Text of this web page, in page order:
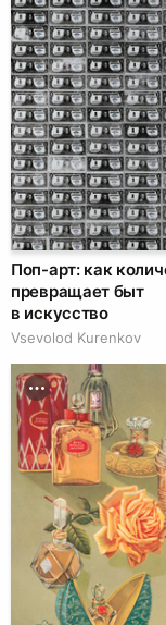
Поп-арт: как
превращает быт
в искусство
Vsevolod Kurenkov